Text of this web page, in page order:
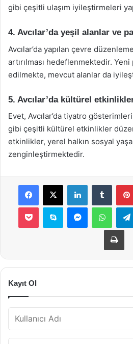
gibi çeşitli ulaşım iyileştirmeleri
4. Avcılar’da yeşil alanlar ve
Avcılar’da yapılan çevre
artırılması hedeflenmektedir.
edilmekte, mevcut alanlar da
5. Avcılar’da kültürel
Evet, Avcılar’da tiyatro
gibi çeşitli kültürel etkinlikler
etkinlikler, yerel halkın sosyal
zenginleştirmektedir.
Facebook
X LinkedInTumblr
Pocket Skype Messenger
Kayıt Ol